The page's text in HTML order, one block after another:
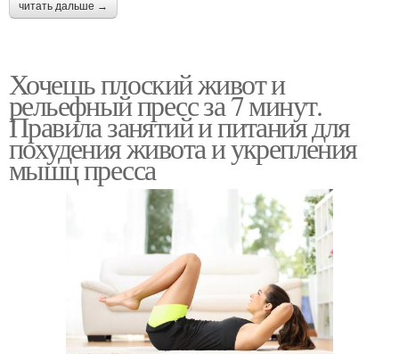
читать дальше →
Хочешь плоский живот и
рельефный пресс за 7 минут.
Правила занятий и питания для
похудения живота и укрепления
мышц пресса